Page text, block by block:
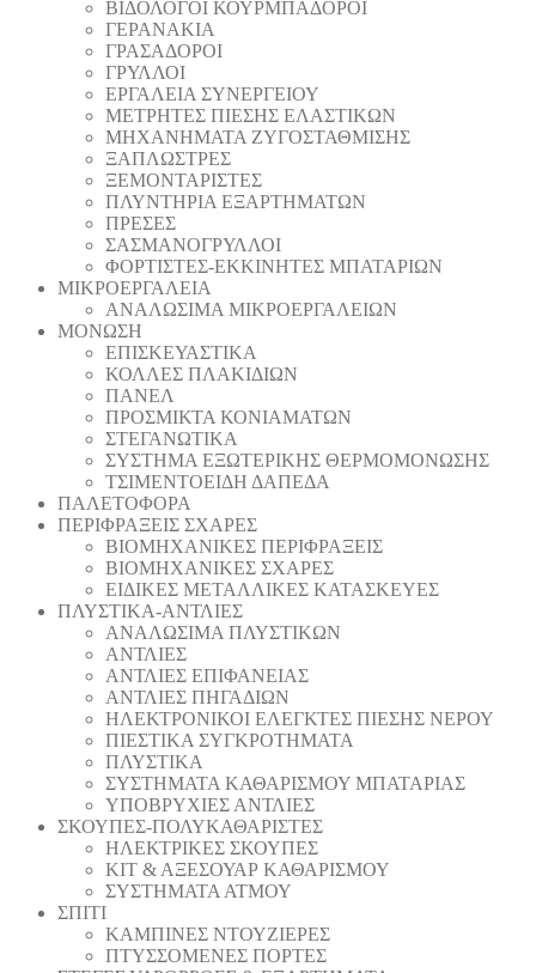
ΒΙΔΟΛΟΓΟΙ ΚΟΥΡΜΠΑΔΟΡΟΙ
ΓΕΡΑΝΑΚΙΑ
ΓΡΑΣΑΔΟΡΟΙ
ΓΡΥΛΛΟΙ
ΕΡΓΑΛΕΙΑ ΣΥΝΕΡΓΕΙΟΥ
ΜΕΤΡΗΤΕΣ ΠΙΕΣΗΣ ΕΛΑΣΤΙΚΩΝ
ΜΗΧΑΝΗΜΑΤΑ ΖΥΓΟΣΤΑΘΜΙΣΗΣ
ΞΑΠΛΩΣΤΡΕΣ
ΞΕΜΟΝΤΑΡΙΣΤΕΣ
ΠΛΥΝΤΗΡΙΑ ΕΞΑΡΤΗΜΑΤΩΝ
ΠΡΕΣΕΣ
ΣΑΣΜΑΝΟΓΡΥΛΛΟΙ
ΦΟΡΤΙΣΤΕΣ-ΕΚΚΙΝΗΤΕΣ ΜΠΑΤΑΡΙΩΝ
ΜΙΚΡΟΕΡΓΑΛΕΙΑ
ΑΝΑΛΩΣΙΜΑ ΜΙΚΡΟΕΡΓΑΛΕΙΩΝ
ΜΟΝΩΣΗ
ΕΠΙΣΚΕΥΑΣΤΙΚΑ
ΚΟΛΛΕΣ ΠΛΑΚΙΔΙΩΝ
ΠΑΝΕΛ
ΠΡΟΣΜΙΚΤΑ ΚΟΝΙΑΜΑΤΩΝ
ΣΤΕΓΑΝΩΤΙΚΑ
ΣΥΣΤΗΜΑ ΕΞΩΤΕΡΙΚΗΣ ΘΕΡΜΟΜΟΝΩΣΗΣ
ΤΣΙΜΕΝΤΟΕΙΔΗ ΔΑΠΕΔΑ
ΠΑΛΕΤΟΦΟΡΑ
ΠΕΡΙΦΡΑΞΕΙΣ ΣΧΑΡΕΣ
ΒΙΟΜΗΧΑΝΙΚΕΣ ΠΕΡΙΦΡΑΞΕΙΣ
ΒΙΟΜΗΧΑΝΙΚΕΣ ΣΧΑΡΕΣ
ΕΙΔΙΚΕΣ ΜΕΤΑΛΛΙΚΕΣ ΚΑΤΑΣΚΕΥΕΣ
ΠΛΥΣΤΙΚΑ-ΑΝΤΛΙΕΣ
ΑΝΑΛΩΣΙΜΑ ΠΛΥΣΤΙΚΩΝ
ΑΝΤΛΙΕΣ
ΑΝΤΛΙΕΣ ΕΠΙΦΑΝΕΙΑΣ
ΑΝΤΛΙΕΣ ΠΗΓΑΔΙΩΝ
ΗΛΕΚΤΡΟΝΙΚΟΙ ΕΛΕΓΚΤΕΣ ΠΙΕΣΗΣ ΝΕΡΟΥ
ΠΙΕΣΤΙΚΑ ΣΥΓΚΡΟΤΗΜΑΤΑ
ΠΛΥΣΤΙΚΑ
ΣΥΣΤΗΜΑΤΑ ΚΑΘΑΡΙΣΜΟΥ ΜΠΑΤΑΡΙΑΣ
ΥΠΟΒΡΥΧΙΕΣ ΑΝΤΛΙΕΣ
ΣΚΟΥΠΕΣ-ΠΟΛΥΚΑΘΑΡΙΣΤΕΣ
ΗΛΕΚΤΡΙΚΕΣ ΣΚΟΥΠΕΣ
ΚΙΤ & ΑΞΕΣΟΥΑΡ ΚΑΘΑΡΙΣΜΟΥ
ΣΥΣΤΗΜΑΤΑ ΑΤΜΟΥ
ΣΠΙΤΙ
ΚΑΜΠΙΝΕΣ ΝΤΟΥΖΙΕΡΕΣ
ΠΤΥΣΣΟΜΕΝΕΣ ΠΟΡΤΕΣ